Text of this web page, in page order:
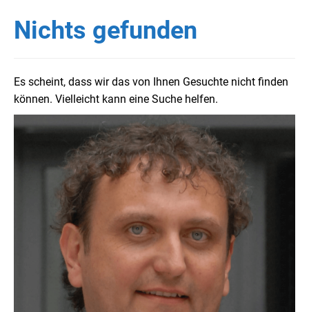
Nichts gefunden
Es scheint, dass wir das von Ihnen Gesuchte nicht finden
können. Vielleicht kann eine Suche helfen.